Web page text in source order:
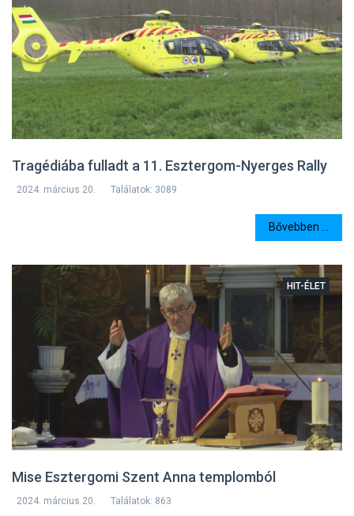
Tragédiába fulladt a 11. Esztergom-Nyerges Rally
2024. március 20. Találatok: 3089
Bővebben ...
Mise Esztergomi Szent Anna templomból
HIT-ÉLET
2024. március 20. Találatok: 863